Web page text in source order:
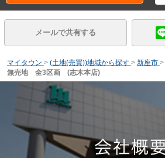
メールで共有する
マイタウン > (土地(売買))地域から探す > 新座市 >
無売地 全3区画 (志木本店)